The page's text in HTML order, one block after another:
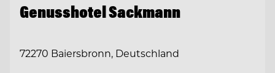
Genusshotel Sackmann
72270 Baiersbronn, Deutschland